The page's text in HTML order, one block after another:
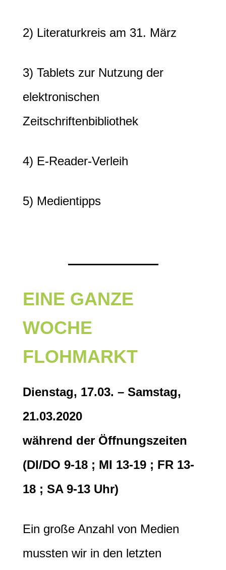
2) Literaturkreis am 31. März
3) Tablets zur Nutzung der
elektronischen
Zeitschriftenbibliothek
4) E-Reader-Verleih
5) Medientipps
EINE GANZE
WOCHE
FLOHMARKT
Dienstag, 17.03. – Samstag,
21.03.2020
während der Öffnungszeiten
(DI/DO 9-18 ; MI 13-19 ; FR 13-
18 ; SA 9-13 Uhr)
Ein große Anzahl von Medien
mussten wir in den letzten